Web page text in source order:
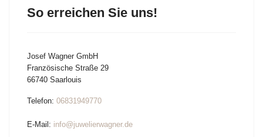
So erreichen Sie uns!
Josef Wagner GmbH
Französische Straße 29
66740 Saarlouis
Telefon: 06831949770
E-Mail: info@juwelierwagner.de